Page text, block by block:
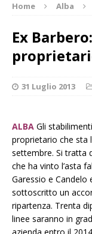
Home Alba
Ex
31 Luglio 2013
ALBA Gli
proprietario che sta
settembre. Si tratta
che ha vinto l’asta
Garessio e Candelo
sottoscritto un
ripartenza. Trenta
linee saranno in